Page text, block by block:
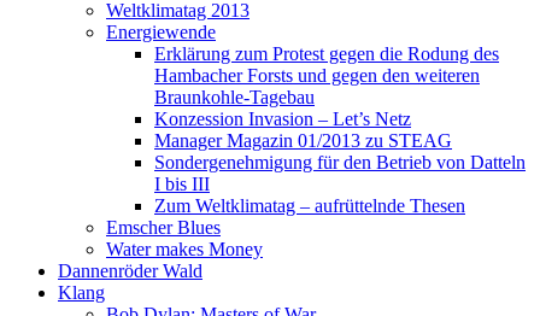
Weltklimatag 2013
Energiewende
Erklärung zum Protest gegen die Rodung des
Hambacher Forsts und gegen den weiteren
Braunkohle-Tagebau
Konzession Invasion – Let’s Netz
Manager Magazin 01/2013 zu STEAG
Sondergenehmigung für den Betrieb von Datteln
I bis III
Zum Weltklimatag – aufrüttelnde Thesen
Emscher Blues
Water makes Money
Dannenröder Wald
Klang